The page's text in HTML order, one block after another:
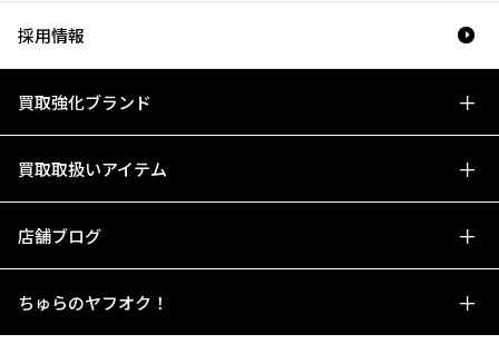
採用情報
買取強化ブランド
買取取扱いアイテム
店舗ブログ
ちゅらのヤフオク！